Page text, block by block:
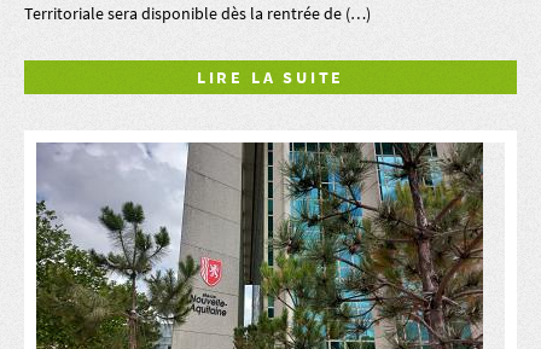
Territoriale sera disponible dès la rentrée de (…)
LIRE LA SUITE